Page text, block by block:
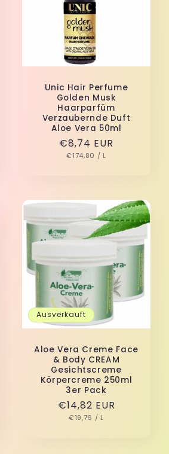
Unic Hair Perfume
Golden Musk
Haarparfüm
Verzaubernde Duft
Aloe Vera 50ml
Normaler
Preis
€8,74 EUR
GRUNDPREIS
€174,80 / PRO
L
Ausverkauft
Aloe Vera Creme Face
& Body CREAM
Gesichtscreme
Körpercreme 250ml
3er Pack
Normaler
Preis
€14,82 EUR
GRUNDPREIS
€19,76 / PRO
L